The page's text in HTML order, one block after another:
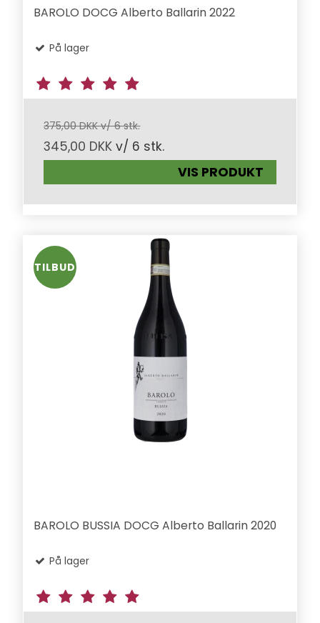
BAROLO DOCG Alberto Ballarin 2022
På lager
375,00 DKK v/ 6 stk.
345,00 DKK v/ 6 stk.
VIS PRODUKT
TILBUD
BAROLO BUSSIA DOCG Alberto Ballarin 2020
På lager